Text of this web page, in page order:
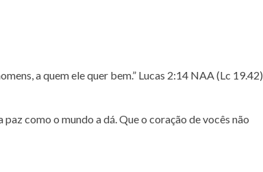
a quem ele quer bem.” Lucas 2:14 NAA (Lc 19.42)
como o mundo a dá. Que o coração de vocês não